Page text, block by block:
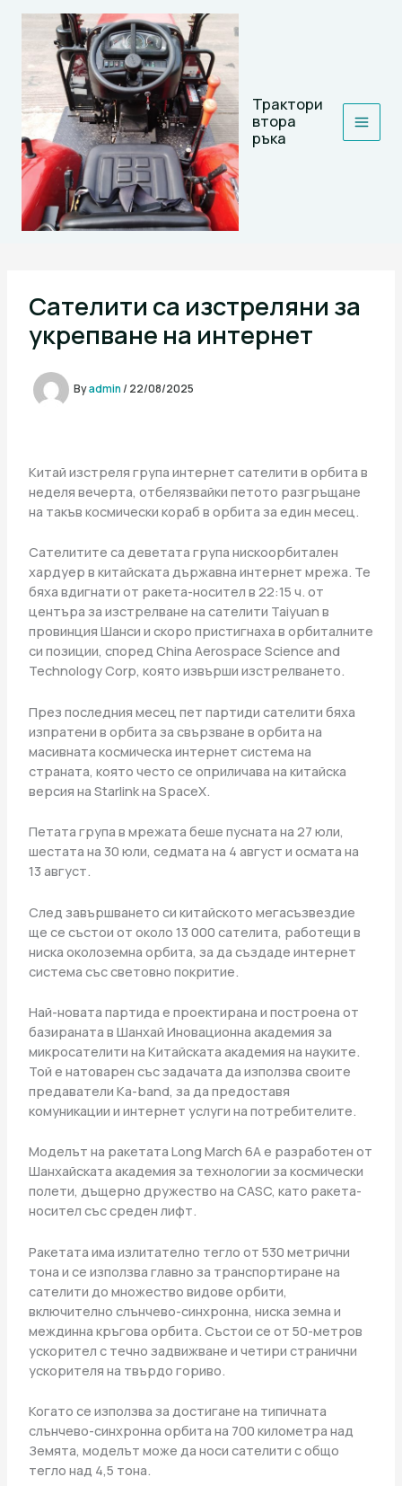
Skip
Трактори
втора
ръка
Сателити са изстреляни за
укрепване на интернет
Byadmin/ 22/08/2025
Китай изстреля група интернет сателити в орбита в
неделя вечерта, отбелязвайки петото разгръщане
на такъв космически кораб в орбита за един месец.
Сателитите са деветата група нискоорбитален
хардуер в китайската държавна интернет мрежа. Те
бяха вдигнати от ракета-носител в 22:15 ч. от
центъра за изстрелване на сателити Taiyuan в
провинция Шанси и скоро пристигнаха в орбиталните
си позиции, според China Aerospace Science and
Technology Corp, която извърши изстрелването.
През последния месец пет партиди сателити бяха
изпратени в орбита за свързване в орбита на
масивната космическа интернет система на
страната, която често се оприличава на китайска
версия на Starlink на SpaceX.
Петата група в мрежата беше пусната на 27 юли,
шестата на 30 юли, седмата на 4 август и осмата на
13 август.
След завършването си китайското мегасъзвездие
ще се състои от около 13 000 сателита, работещи в
ниска околоземна орбита, за да създаде интернет
система със световно покритие.
Най-новата партида е проектирана и построена от
базираната в Шанхай Иновационна академия за
микросателити на Китайската академия на науките.
Той е натоварен със задачата да използва своите
предаватели Ka-band, за да предоставя
комуникации и интернет услуги на потребителите.
Моделът на ракетата Long March 6A е разработен от
Шанхайската академия за технологии за космически
полети, дъщерно дружество на CASC, като ракета-
носител със среден лифт.
Ракетата има излитателно тегло от 530 метрични
тона и се използва главно за транспортиране на
сателити до множество видове орбити,
включително слънчево-синхронна, ниска земна и
междинна кръгова орбита. Състои се от 50-метров
ускорител с течно задвижване и четири странични
ускорителя на твърдо гориво.
Когато се използва за достигане на типичната
слънчево-синхронна орбита на 700 километра над
Земята, моделът може да носи сателити с общо
тегло над 4,5 тона.